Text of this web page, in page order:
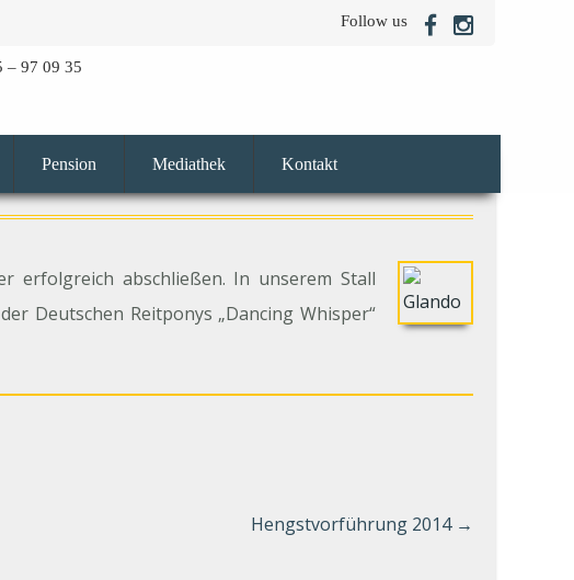
Follow us
– 97 09 35
Pension Mediathek Kontakt
erfolgreich abschließen. In unserem Stall
Deutschen Reitponys „Dancing Whisper“
Hengstvorführung 2014 →